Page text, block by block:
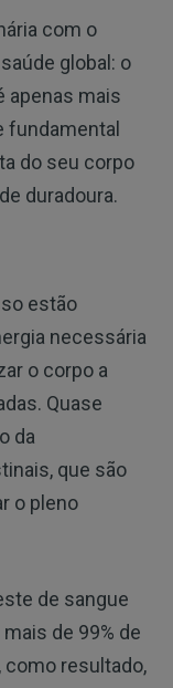
com o
global: o
apenas mais
fundamental
do seu corpo
duradoura.
estão
necessária
o corpo a
Quase
da
que são
o pleno
de sangue
de 99% de
resultado,